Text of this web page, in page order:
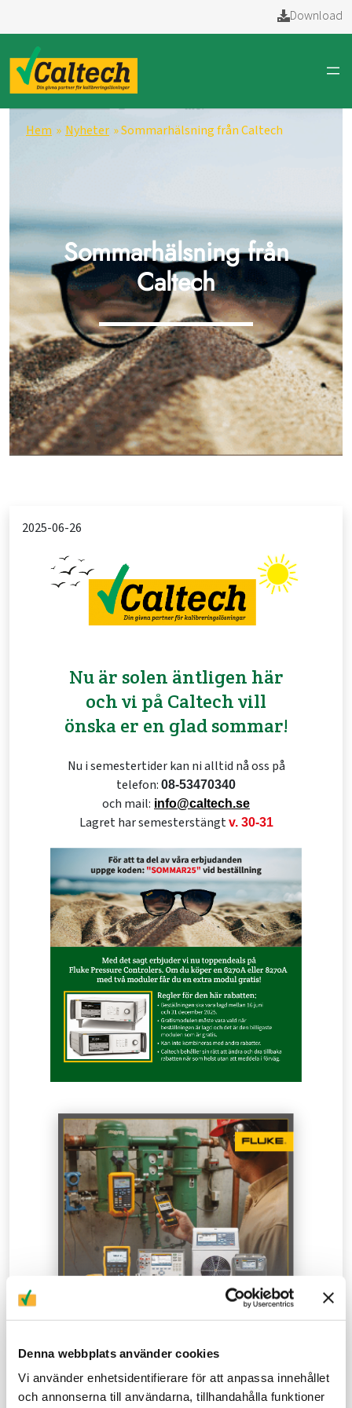
Denna webbplats använder cookies
Vi använder enhetsidentifierare för att anpassa innehållet
och annonserna till användarna, tillhandahålla funktioner
Download
Hem » Nyheter » Sommarhälsning från Caltech
Sommarhälsning från
Caltech
2025-06-26
Nu är solen äntligen här
och vi på Caltech vill
önska er en glad sommar!
Nu i semestertider kan ni alltid nå oss på
telefon: 08-53470340
och mail: info@caltech.se
Lagret har semesterstängtv. 30-31